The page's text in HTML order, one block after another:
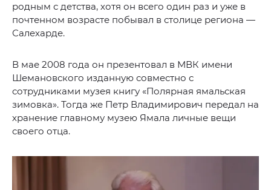
родным с детства, хотя он всего один раз и уже в
почтенном возрасте побывал в столице региона —
Салехарде.
В мае 2008 года он презентовал в МВК имени
Шемановского изданную совместно с
сотрудниками музея книгу «Полярная ямальская
зимовка». Тогда же Петр Владимирович передал на
хранение главному музею Ямала личные вещи
своего отца.